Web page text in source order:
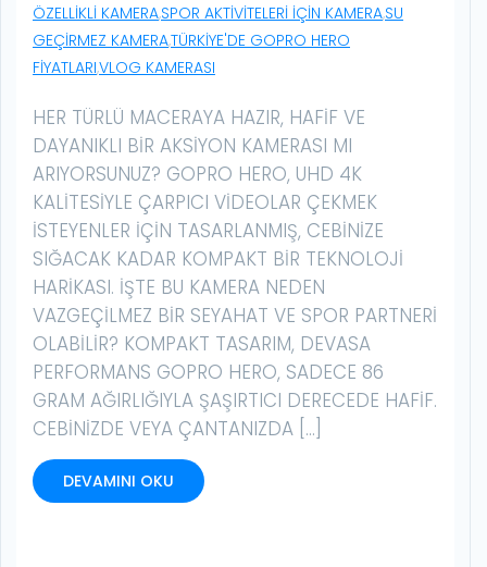
ÖZELLIKLI KAMERA,SPOR AKTIVITELERI IÇIN KAMERA,SU
GEÇIRMEZ KAMERA,TÜRKIYE'DE GOPRO HERO
FIYATLARI,VLOG KAMERASI
HER TÜRLÜ MACERAYA HAZIR, HAFIF VE
DAYANIKLI BIR AKSIYON KAMERASI MI
ARIYORSUNUZ? GOPRO HERO, UHD 4K
KALITESIYLE ÇARPICI VIDEOLAR ÇEKMEK
ISTEYENLER IÇIN TASARLANMIŞ, CEBINIZE
SIĞACAK KADAR KOMPAKT BIR TEKNOLOJI
HARIKASI. İŞTE BU KAMERA NEDEN
VAZGEÇILMEZ BIR SEYAHAT VE SPOR PARTNERI
OLABILIR? KOMPAKT TASARIM, DEVASA
PERFORMANS GOPRO HERO, SADECE 86
GRAM AĞIRLIĞIYLA ŞAŞIRTICI DERECEDE HAFIF.
CEBINIZDE VEYA ÇANTANIZDA […]
DEVAMINI OKU